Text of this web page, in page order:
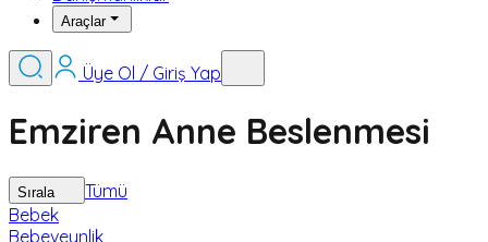
Araçlar
Üye Ol / Giriş Yap
Emziren Anne Beslenmesi
Sırala
Tümü
Bebek
Bebeveynlik